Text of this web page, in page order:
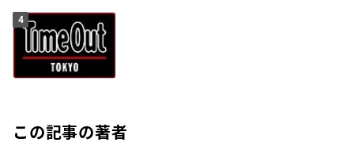
4
この記事の著者